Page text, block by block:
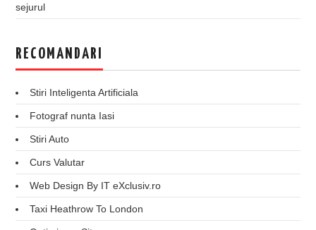
sejurul
RECOMANDARI
Stiri Inteligenta Artificiala
Fotograf nunta Iasi
Stiri Auto
Curs Valutar
Web Design By IT eXclusiv.ro
Taxi Heathrow To London